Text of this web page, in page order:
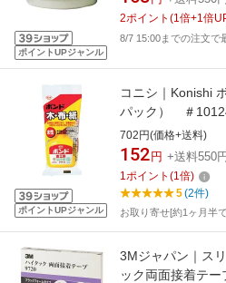
ポイントUPジャンル
2ポイント (1倍+1倍
8/7 15:00までの注文で
ポイントUPジャンル
コニシ｜Konishi
パック） ＃
702円(価格+送料)
152 円 +送料550円
1ポイント (1倍)
5(2件)
お取り寄せ[約1ヶ月半
3Mジャパン｜ス
ック両面接着